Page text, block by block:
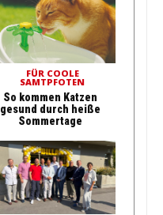
FÜR COOLE
SAMTPFOTEN
So kommen Katzen
gesund durch heiße
Sommertage